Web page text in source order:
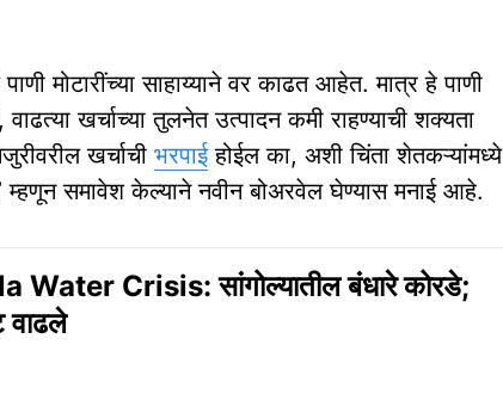
मोटारींच्या साहाय्याने वर काढत आहेत. मात्र हे पाणी
खर्चाच्या तुलनेत उत्पादन कमी राहण्याची शक्यता
खर्चाची भरपाईहोईल का, अशी चिंता शेतकऱ्यांमध्ये
म्हणून समावेश केल्याने नवीन बोअरवेल घेण्यास मनाई आहे.
Water Crisis: सांगोल्यातील बंधारे कोरडे;